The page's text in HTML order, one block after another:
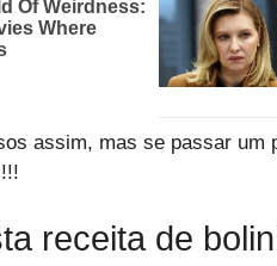
assim, mas se passar um
receita de